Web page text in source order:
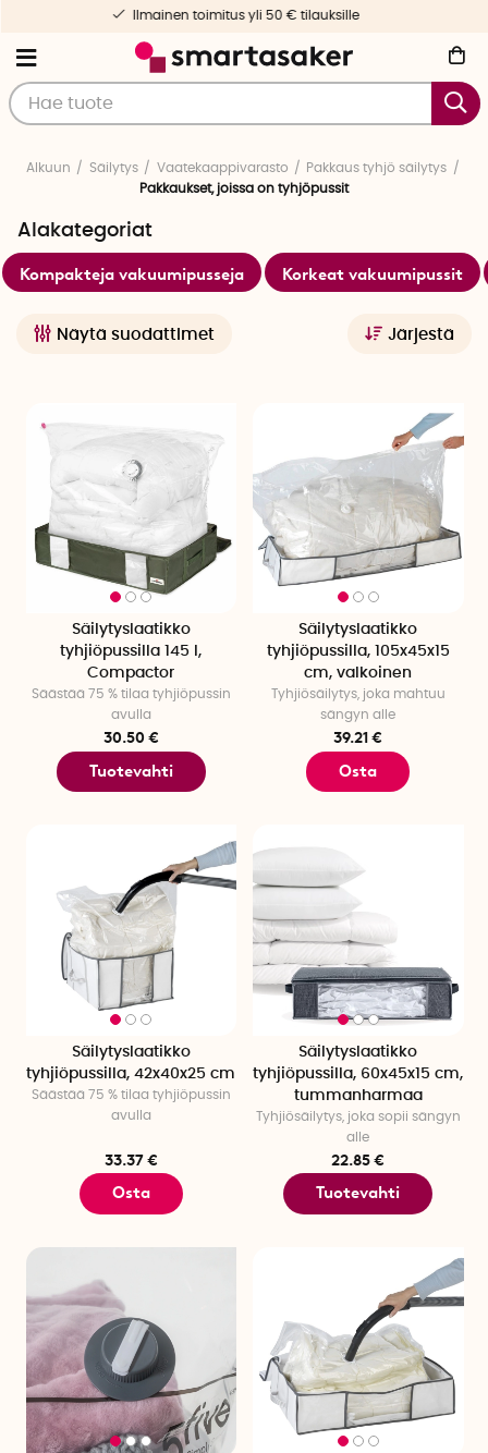
Nopea toimitus &
Alkuun Säilytys Vaatekaappivarasto
Pakkaus tyhjö säilytys
Pakkaukset, joissa on tyhjöpussit
Näytä suodattimet Järjestä
Alakategoriat
Kompakteja vakuumipusseja Korkeat vakuumipussit
Säilytyslaatikko
tyhjiöpussilla 145 l,
Compactor
Säästää 75 % tilaa tyhjiöpussin
avulla
30.50 €
Tuotevahti
Säilytyslaatikko
tyhjiöpussilla, 105x45x15
cm, valkoinen
Tyhjiösäilytys, joka mahtuu
sängyn alle
39.21 €
Osta
Säilytyslaatikko
tyhjiöpussilla, 42x40x25 cm
Säästää 75 % tilaa tyhjiöpussin
avulla
33.37 €
Osta
Säilytyslaatikko
tyhjiöpussilla, 60x45x15 cm,
tummanharmaa
Tyhjiösäilytys, joka sopii sängyn
alle
22.85 €
Tuotevahti